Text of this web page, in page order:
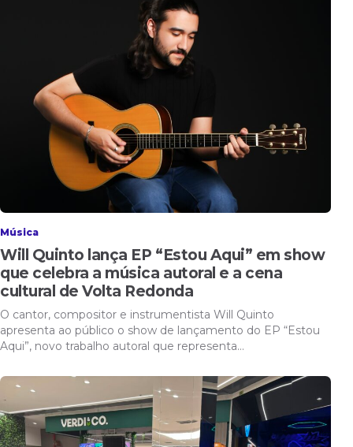
Música
Will Quinto lança EP “Estou Aqui” em show
que celebra a música autoral e a cena
cultural de Volta Redonda
O cantor, compositor e instrumentista Will Quinto
apresenta ao público o show de lançamento do EP “Estou
Aqui”, novo trabalho autoral que representa…